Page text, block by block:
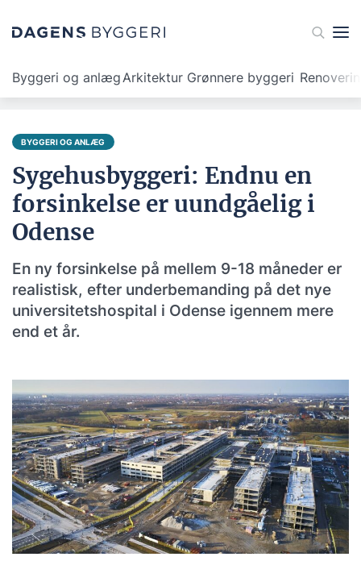
Byggeri og anlægArkitektur Grønnere byggeri
BYGGERI OG ANLÆG
Sygehusbyggeri: Endnu en
forsinkelse er uundgåelig i
Odense
En ny forsinkelse på mellem 9-18 måneder er
realistisk, efter underbemanding på det nye
universitetshospital i Odense igennem mere
end et år.